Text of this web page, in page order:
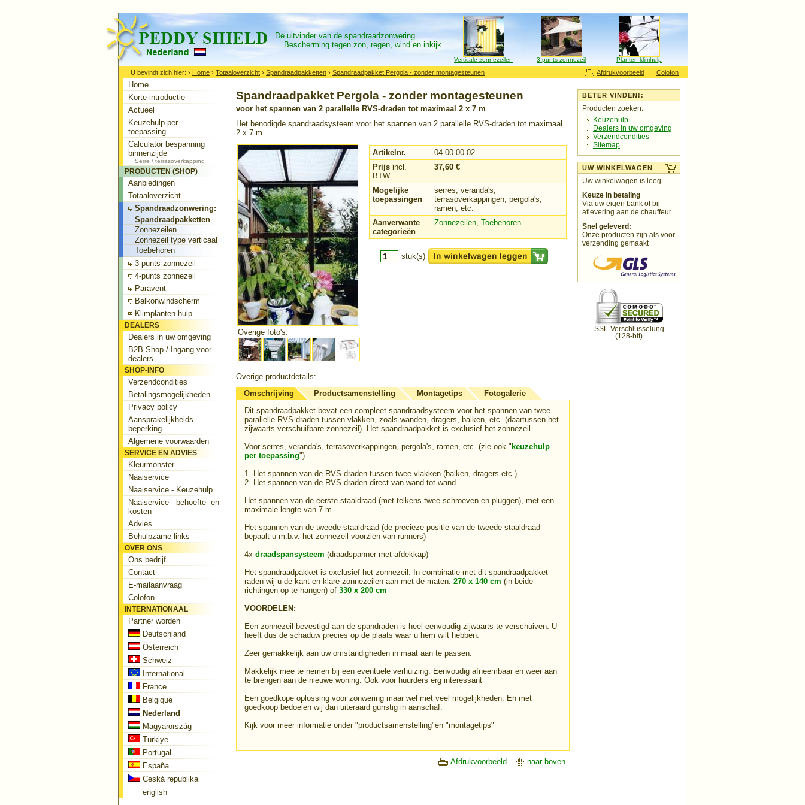
Verticale zonnezeilen 3-punts zonnezeil Planten-klimhulp
De uitvinder van de spandraadzonwering
Bescherming tegen zon, regen, wind en inkijk
Colofon
Afdrukvoorbeeld
U bevindt zich hier: › Home › Totaaloverzicht › Spandraadpakketten › Spandraadpakket Pergola - zonder montagesteunen
Spandraadpakket Pergola - zonder montagesteunen
voor het spannen van 2 parallelle RVS-draden tot maximaal 2 x 7 m
Het benodigde spandraadsysteem voor het spannen van 2 parallelle RVS-draden tot maximaal
2 x 7 m
Artikelnr.
04-00-00-02
Prijs incl.
BTW.
37,60 €
Mogelijke
toepassingen
serres, veranda's,
terrasoverkappingen, pergola's,
ramen, etc.
Aanverwante
categorieën
Zonnezeilen, Toebehoren
stuk(s)
Overige foto's:
Overige productdetails:
Omschrijving
Productsamenstelling Montagetips
Fotogalerie
Dit spandraadpakket bevat een compleet spandraadsysteem voor het spannen van twee
parallelle RVS-draden tussen vlakken, zoals wanden, dragers, balken, etc. (daartussen het
zijwaarts verschuifbare zonnezeil). Het spandraadpakket is exclusief het zonnezeil.
Voor serres, veranda's, terrasoverkappingen, pergola's, ramen, etc. (zie ook " keuzehulp
per toepassing")
1. Het spannen van de RVS-draden tussen twee vlakken (balken, dragers etc.)
2. Het spannen van de RVS-draden direct van wand-tot-wand
Het spannen van de eerste staaldraad (met telkens twee schroeven en pluggen), met een
maximale lengte van 7 m.
Het spannen van de tweede staaldraad (de precieze positie van de tweede staaldraad
bepaalt u m.b.v. het zonnezeil voorzien van runners)
4x draadspansysteem (draadspanner met afdekkap)
Het spandraadpakket is exclusief het zonnezeil. In combinatie met dit spandraadpakket
raden wij u de kant-en-klare zonnezeilen aan met de maten: 270 x 140 cm (in beide
richtingen op te hangen) of 330 x 200 cm
VOORDELEN:
Een zonnezeil bevestigd aan de spandraden is heel eenvoudig zijwaarts te verschuiven. U
heeft dus de schaduw precies op de plaats waar u hem wilt hebben.
Zeer gemakkelijk aan uw omstandigheden in maat aan te passen.
Makkelijk mee te nemen bij een eventuele verhuizing. Eenvoudig afneembaar en weer aan
te brengen aan de nieuwe woning. Ook voor huurders erg interessant
Een goedkope oplossing voor zonwering maar wel met veel mogelijkheden. En met
goedkoop bedoelen wij dan uiteraard gunstig in aanschaf.
Kijk voor meer informatie onder "productsamenstelling"en "montagetips"
Afdrukvoorbeeld naar boven
BETER VINDEN!:
Producten zoeken:
Keuzehulp
Dealers in uw omgeving
Verzendcondities
Sitemap
UW WINKELWAGEN
Uw winkelwagen is leeg
Keuze in betaling
Via uw eigen bank of bij
aflevering aan de chauffeur.
Snel geleverd:
Onze producten zijn als voor
verzending gemaakt
SSL-Verschlüsselung
(128-bit)
Home
Korte introductie
Actueel
Keuzehulp per
toepassing
Calculator bespanning
binnenzijde
Serre / terrasoverkapping
PRODUCTEN (SHOP)
Aanbiedingen
Totaaloverzicht
Spandraadzonwering:
Spandraadpakketten
Zonnezeilen
Zonnezeil type verticaal
Toebehoren
3-punts zonnezeil
4-punts zonnezeil
Paravent
Balkonwindscherm
Klimplanten hulp
DEALERS
Dealers in uw omgeving
B2B-Shop / Ingang voor
dealers
SHOP-INFO
Verzendcondities
Betalingsmogelijkheden
Privacy policy
Aansprakelijkheids-
beperking
Algemene voorwaarden
SERVICE EN ADVIES
Kleurmonster
Naaiservice
Naaiservice - Keuzehulp
Naaiservice - behoefte- en
kosten
Advies
Behulpzame links
OVER ONS
Ons bedrijf
Contact
E-mailaanvraag
Colofon
INTERNATIONAAL
Partner worden
Deutschland
Österreich
Schweiz
International
France
Belgique
Nederland
Magyarország
Türkiye
Portugal
España
Ceská republika
english